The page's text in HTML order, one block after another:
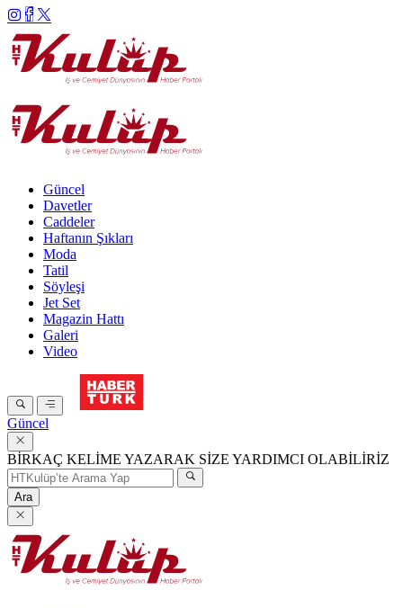
Güncel
Davetler
Caddeler
Haftanın Şıkları
Moda
Tatil
Söyleşi
Jet Set
Magazin Hattı
Galeri
Video
Güncel
BİRKAÇ KELİME YAZARAK SİZE YARDIMCI OLABİLİRİZ
Ara